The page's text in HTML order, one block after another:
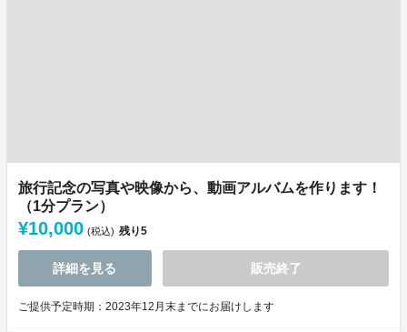
旅行記念の写真や映像から、動画アルバムを作ります！
（1分プラン）
¥10,000 (税込) 残り5
詳細を見る 販売終了
ご提供予定時期：2023年12月末までにお届けします